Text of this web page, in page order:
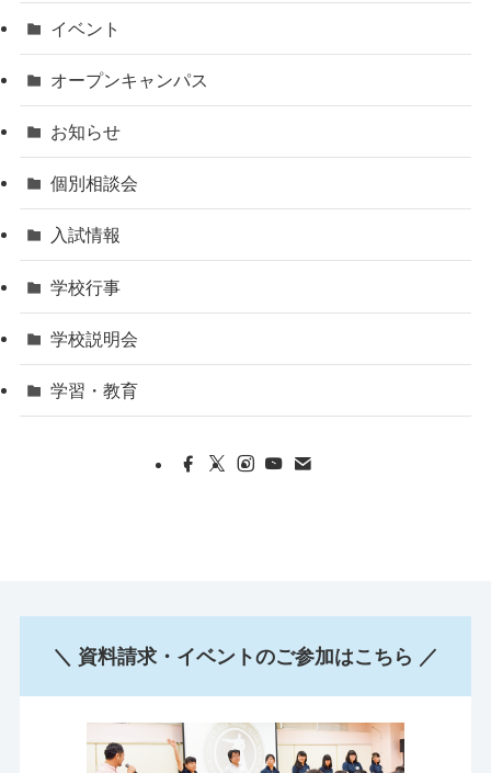
イベント
オープンキャンパス
お知らせ
個別相談会
入試情報
学校行事
学校説明会
学習・教育
＼ 資料請求・イベントのご参加はこちら ／